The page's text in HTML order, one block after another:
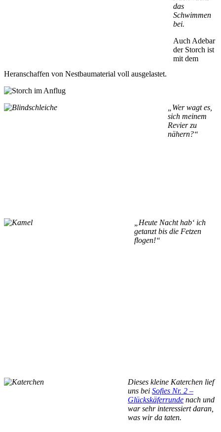
das
Schwimmen
bei.
Auch Adebar
der Storch ist
mit dem
Heranschaffen von Nestbaumaterial voll ausgelastet.
„Wer wagt es,
sich meinem
Revier zu
nähern?“
„Heute Nacht hab‘ ich
getanzt bis die Fetzen
flogen!“
Dieses kleine Katerchen lief
uns bei Sofies Nr. 2 –
Glückskäferrunde nach und
war sehr interessiert daran,
was wir da taten.